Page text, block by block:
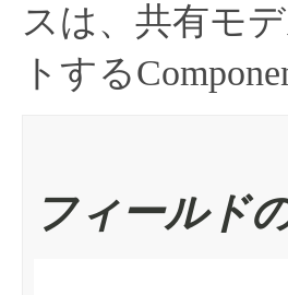
スは、共有モ
トする
フィールド